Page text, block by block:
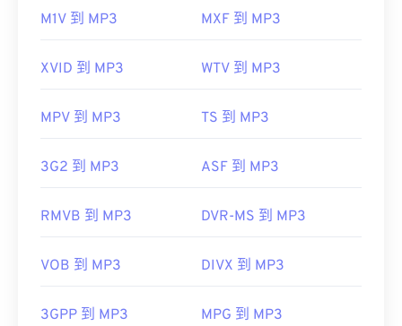
M1V 到 MP3 MXF 到 MP3
XVID 到 MP3 WTV 到 MP3
MPV 到 MP3 TS 到 MP3
3G2 到 MP3 ASF 到 MP3
RMVB 到 MP3 DVR-MS 到 MP3
VOB 到 MP3 DIVX 到 MP3
3GPP 到 MP3 MPG 到 MP3